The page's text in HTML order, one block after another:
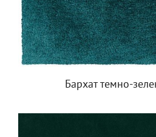
Бархат темно-